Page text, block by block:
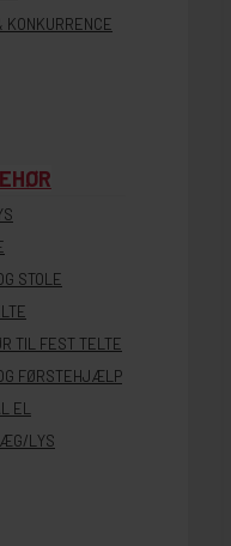
KONKURRENCE
STOLE
TIL FEST TELTE
FØRSTEHJÆLP
EL
LYS